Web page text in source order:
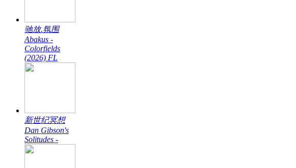
驰放.氛围
Abakus -
Colorfields
(2026) FL
新世纪冥想
Dan Gibson's
Solitudes -